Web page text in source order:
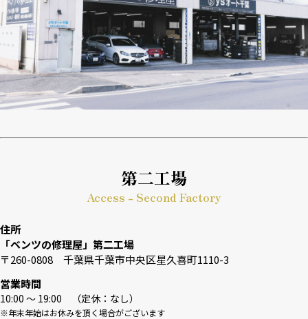
第二工場
Access - Second Factory
住所
「ベンツの修理屋」第二工場
〒260-0808 千葉県千葉市中央区星久喜町1110-3
営業時間
10:00 〜 19:00 （定休：なし）
※年末年始はお休みを頂く場合がございます